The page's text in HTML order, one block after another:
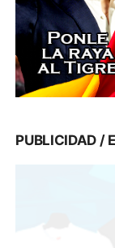
PUBLICIDAD /